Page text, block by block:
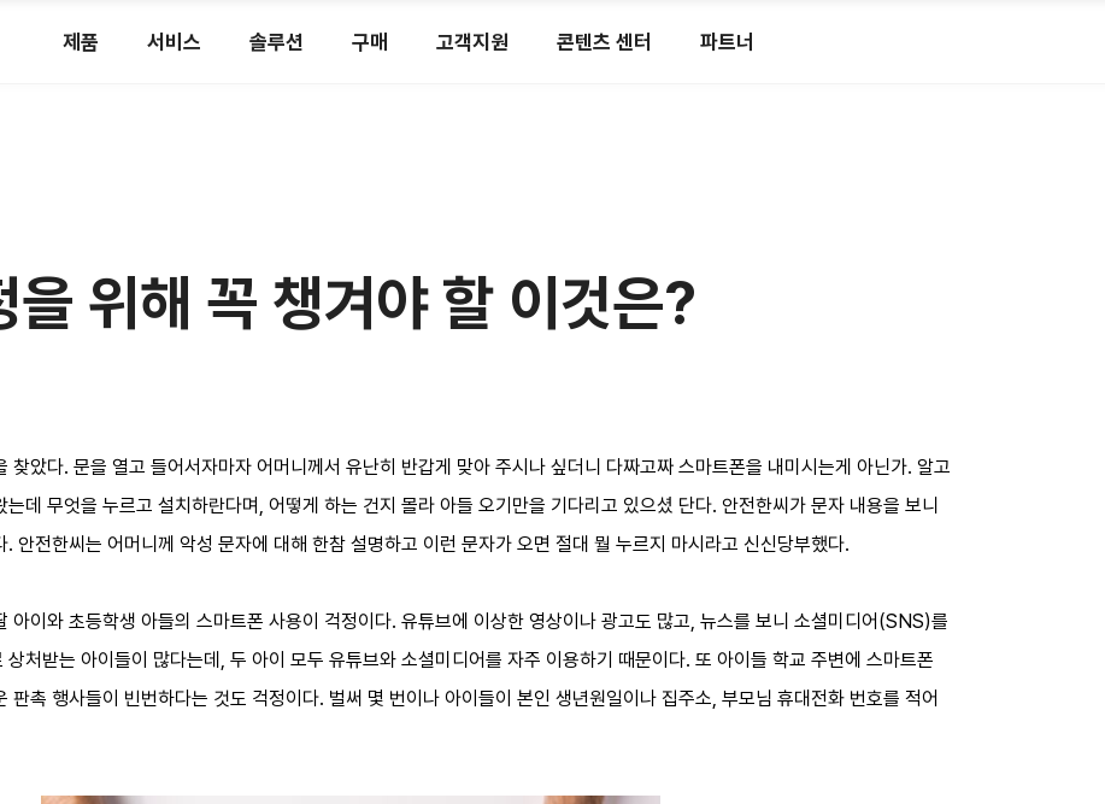
제품 서비스 솔루션 구매 고객지원 콘텐츠 센터 파트너
을 위해 꼭 챙겨야 할 이것은?
찾았다. 문을 열고 들어서자마자 어머니께서 유난히 반갑게 맞아 주시나 싶더니 다짜고짜 스마트폰을 내미시는게 아닌가. 알고
데 무엇을 누르고 설치하란다며, 어떻게 하는 건지 몰라 아들 오기만을 기다리고 있으셨 단다. 안전한씨가 문자 내용을 보니
안전한씨는 어머니께 악성 문자에 대해 한참 설명하고 이런 문자가 오면 절대 뭘 누르지 마시라고 신신당부했다.
아이와 초등학생 아들의 스마트폰 사용이 걱정이다. 유튜브에 이상한 영상이나 광고도 많고, 뉴스를 보니 소셜미디어(SNS)를
처받는 아이들이 많다는데, 두 아이 모두 유튜브와 소셜미디어를 자주 이용하기 때문이다. 또 아이들 학교 주변에 스마트폰
판촉 행사들이 빈번하다는 것도 걱정이다. 벌써 몇 번이나 아이들이 본인 생년원일이나 집주소, 부모님 휴대전화 번호를 적어